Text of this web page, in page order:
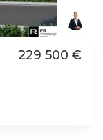
229 500 €